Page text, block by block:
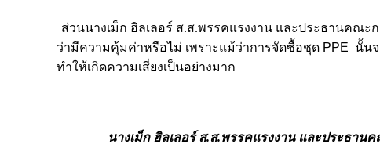
ส่วนนางเม็ก ฮิลเลอร์ ส.ส.พรรคแรงงาน และประธานคณ
ว่ามีความคุ้มค่าหรือไม่ เพราะแม้ว่าการจัดซื้อชุด PPE นั้น
ทำให้เกิดความเสี่ยงเป็นอย่างมาก
นางเม็ก ฮิลเลอร์ ส.ส.พรรคแรงงาน และประธา